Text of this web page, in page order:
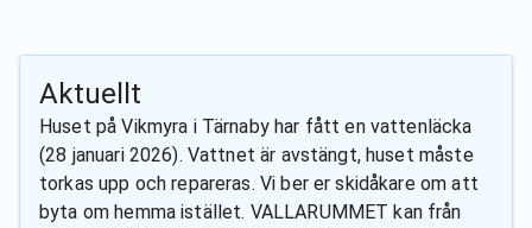
Aktuellt
Huset på Vikmyra i Tärnaby har fått en vattenläcka
(28 januari 2026). Vattnet är avstängt, huset måste
torkas upp och repareras. Vi ber er skidåkare om att
byta om hemma istället. VALLARUMMET kan från